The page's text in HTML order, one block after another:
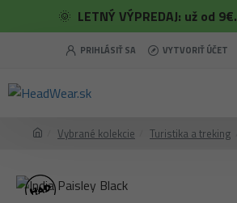
🌞 LETNÝ VÝPREDAJ: už od 9€.
PRIHLÁSIŤ SA VYTVORIŤ ÚČET
Vybrané kolekcie Turistika a treking